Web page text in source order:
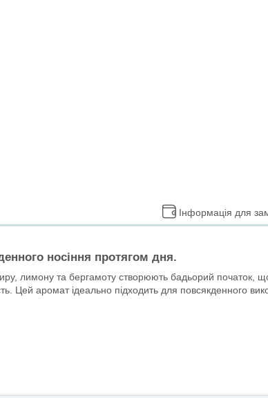
Інформація для
носіння протягом дня.
лимону та бергамоту створюють бадьорий початок,
Цей аромат ідеально підходить для повсякденного